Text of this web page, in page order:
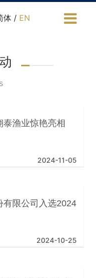
体 / EN
渔业惊艳亮相
2024-11-05
有限公司入选2024
2024-10-25